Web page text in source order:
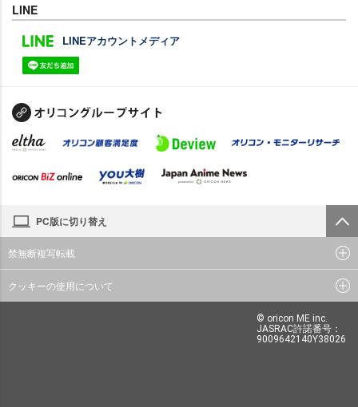
LINE
LINEアカウントメディア
PC版に切り替え
禁無断複写転載
クッキーの使用について
© oricon ME inc.
JASRAC許諾番号：
9009642140Y38026